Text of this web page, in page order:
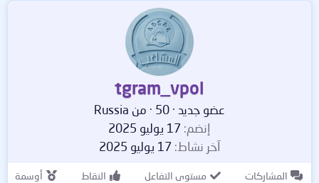
tgram_vpol
عضو جديد ·
· من Russia
إنضم 17 يوليو 2025
آخر نشاط 17 يوليو 2025
المشاركات مستوى التفاعل النقاط أوسمة